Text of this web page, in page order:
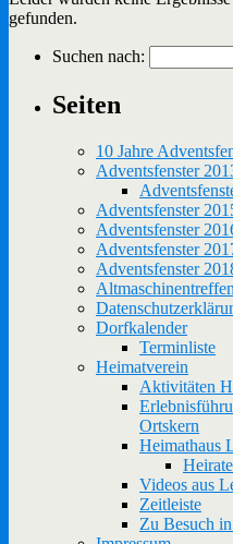
gefunden.
Suchen nach:
Seiten
10 Jahre
Adventsfenster
Adventsfenster
Adventsfenster
Adventsfenster
Adventsfenster
Dorfkalender
Terminliste
Heimatverein
Aktivitäten
Ortskern
Heimathaus
Videos aus
Zeitleiste
Zu Besuch